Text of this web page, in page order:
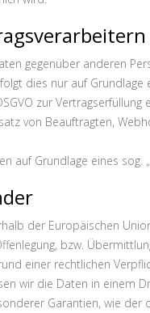
gegenüber anderen
dies nur auf
zur
von Beauftragten,
auf Grundlage eines sog.
der Europäischen
bzw.
einer rechtlichen
wir die Daten in einem
Garantien, wie